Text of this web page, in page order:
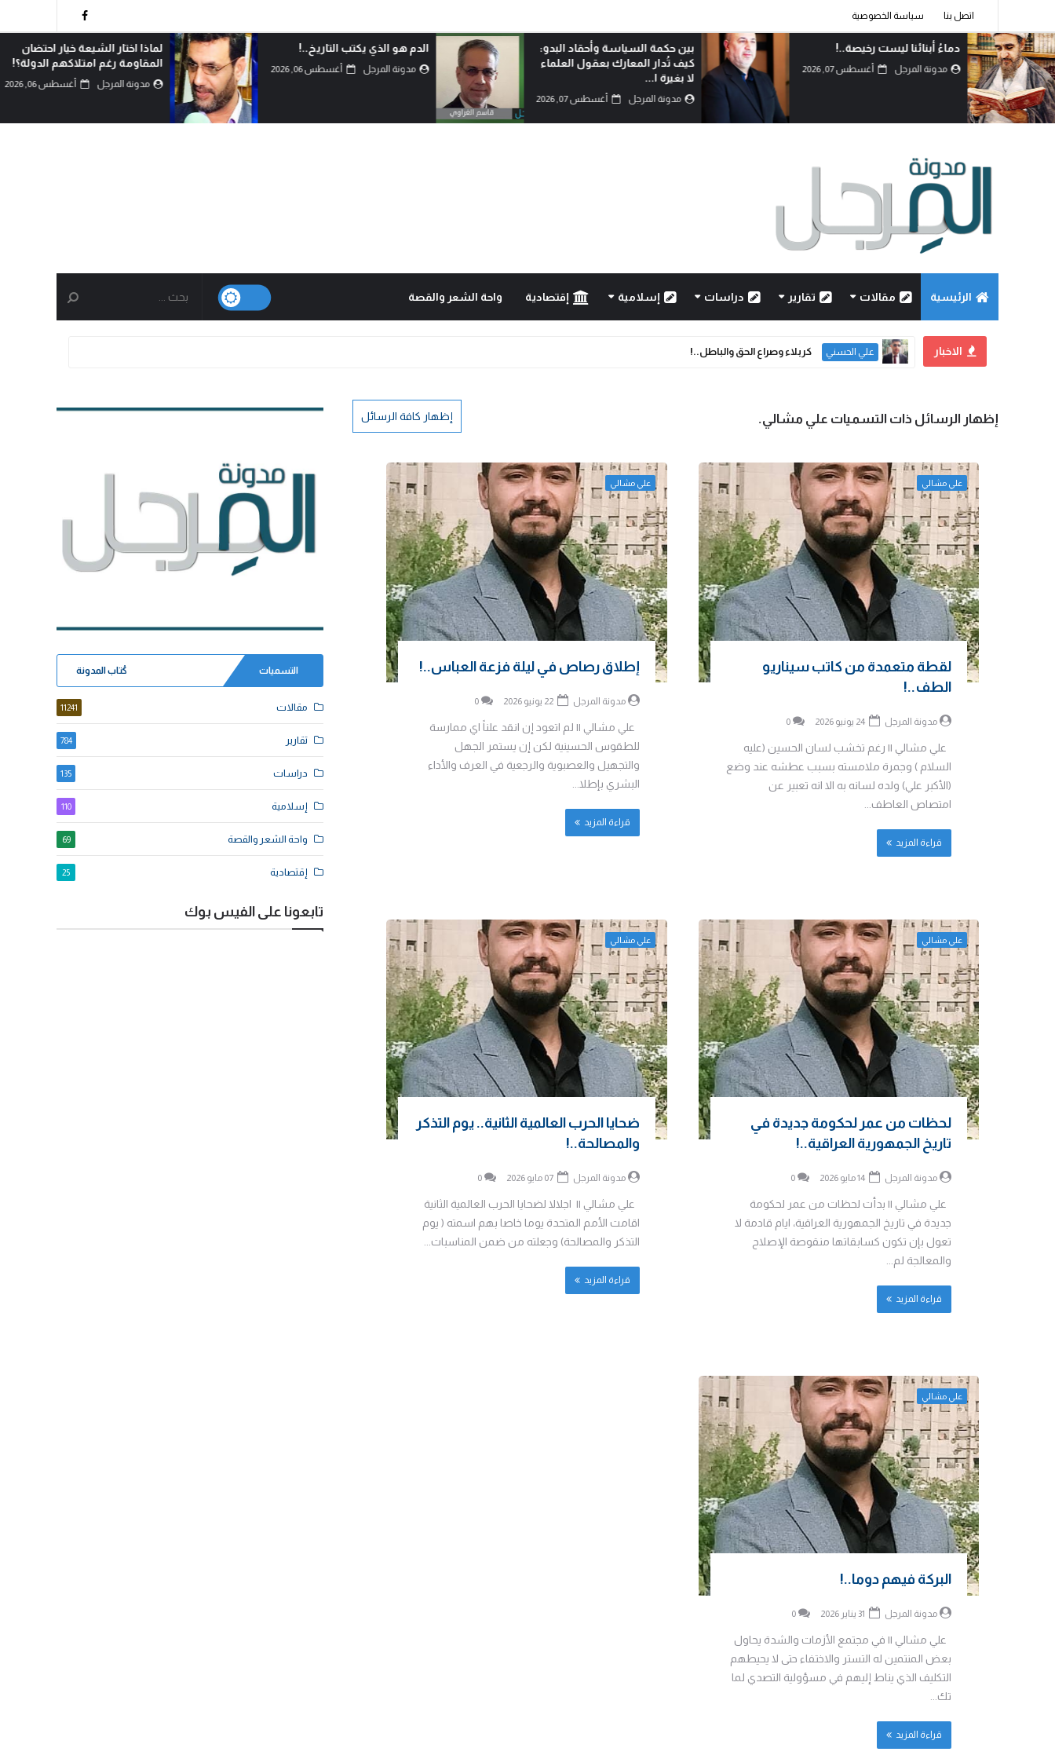
اتصل بنا سياسة الخصوصية
دماءُ أبنائنا ليست رخيصة..!
مدونة المرجل أغسطس 07, 2026
بين حكمة السياسة وأحقاد البدو:
كيف تُدار المعارك بعقول العلماء
لا بغيرة ا...
مدونة المرجل أغسطس 07, 2026
الدم هو الذي يكتب التاريخ..!
مدونة المرجل أغسطس 06, 2026
لماذا اختار الشيعة خيار احتضان
المقاومة رغم امتلاكهم الدولة؟!
مدونة المرجل أغسطس 06, 2026
الرئيسية مقالات تقارير دراسات إسلامية إقتصادية واحة الشعر والقصة
الاخبار الشيخ الدكتور عبد الرضا البهادلي دماءُ أبنائنا ليست رخيصة..!
‏إظهار الرسائل ذات التسميات علي مشالي. إظهار كافة الرسائل
علي مشالي
لقطة متعمدة من كاتب سيناريو
الطف..!
مدونة المرجل 0
علي مشالي || رغم تخشب لسان الحسين (عليه
السلام ) وجمرة ملامسته بسبب عطشه عند وضع
(الأكبر علي) ولده لسانه به الا انه تعبير عن
امتصاص العاطف...
قراءة المزيد
علي مشالي
إطلاق رصاص في ليلة فزعة العباس..!
مدونة المرجل 22 يونيو 2026 0
علي مشالي || لم اتعود إن انقد علناً اي ممارسة
للطقوس الحسينية لكن إن يستمر الجهل
والتجهيل والعصبوية والرجعية في العرف والأداء
البشري بإطلا...
قراءة المزيد
علي مشالي
لحظات من عمر لحكومة جديدة في
تاريخ الجمهورية العراقية..!
مدونة المرجل 0
علي مشالي || بدأت لحظات من عمر لحكومة
جديدة في تاريخ الجمهورية العراقية، ايام قادمة لا
تعول بإن تكون كسابقاتها منقوصة الإصلاح
والمعالجة لم...
قراءة المزيد
علي مشالي
ضحايا الحرب العالمية الثانية.. يوم التذكر
والمصالحة..!
مدونة المرجل 07 مايو 2026 0
علي مشالي || اجلالا لضحايا الحرب العالمية الثانية
اقامت الأمم المتحدة يوما خاصا بهم اسمته ( يوم
التذكر والمصالحة) وجعلته من ضمن المناسبات...
قراءة المزيد
علي مشالي
البركة فيهم دوما..!
مدونة المرجل 0
علي مشالي || في مجتمع الأزمات والشدة يحاول
بعض المنتمين له التستر والاختفاء حتى لا يحيطهم
التكليف الذي يناط إليهم في مسؤولية التصدي لما
تك...
قراءة المزيد
التسميات كُتاب المدونة
مقالات 11241
تقارير 784
دراسات 135
إسلامية 110
واحة الشعر والقصة 69
إقتصادية 25
تابعونا على الفيس بوك